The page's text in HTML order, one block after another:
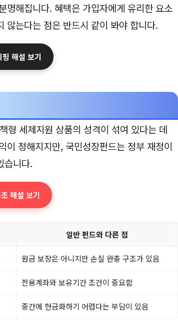
명해집니다. 혜택은 가입자에게 유리한 요소
않는다는 점은 반드시 같이 봐야 합니다.
해설 보기
형 세제지원 상품의 성격이 섞여 있다는 데
이 정해지지만, 국민성장펀드는 정부 재정이
습니다.
해설 보기
일반 펀드와 다른 점
원금 보장은 아니지만 손실 완충 구조가 있음
전용계좌와 보유기간 조건이 중요함
중간에 현금화하기 어렵다는 부담이 있음